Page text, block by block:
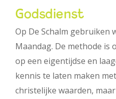
Godsdienst
Op De Schalm gebruiken
Maandag. De methode is
op een eigentijdse en
kennis te laten maken
christelijke waarden,